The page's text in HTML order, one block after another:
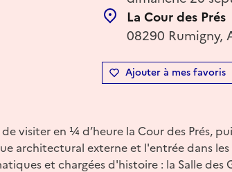
La Cour des Prés
08290 Rumigny,
Ajouter à mes favoris
visiter en ¼ d’heure la Cour des Prés,
architectural externe et l'entrée dans les
et chargées d'histoire : la Salle des